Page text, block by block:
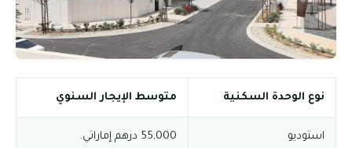
نوع الوحدة السكنية متوسط الإيجار السنوي
استوديو 55,000 درهم إماراتي.